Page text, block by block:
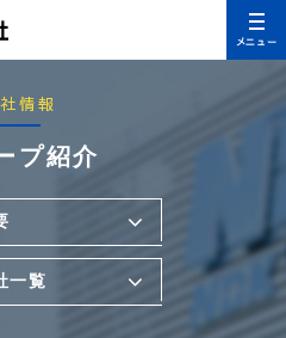
メニュー
情報
プ紹介
一覧